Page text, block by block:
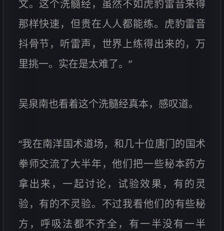
文。这个洗髓经，虽然不如虎豹雷音来得
那样快速，但贵在人人都能练。虎豹雷音
抖骨节，听雷声，世界上练得出来的，万
里挑一。实在是太难了。”
吴泉南也看着这个洗髓经真本，感叹道。
“我在南洋国术道场，和几十位唐门的国术
拳师交流了大半年，他们把一些秘本药方
拿出来，一起讨论，试验效果，有的灵
验，有的不灵验。不过我看他们的有些秘
方，呼吸法都不齐全，有一半没有一半